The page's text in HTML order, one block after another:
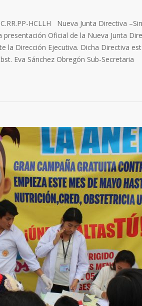
HCLLH Nueva Junta Directiva
Oficial de la Nueva Junta
la Dirección Ejecutiva. Dicha Directiva
Sánchez Obregón Sub-